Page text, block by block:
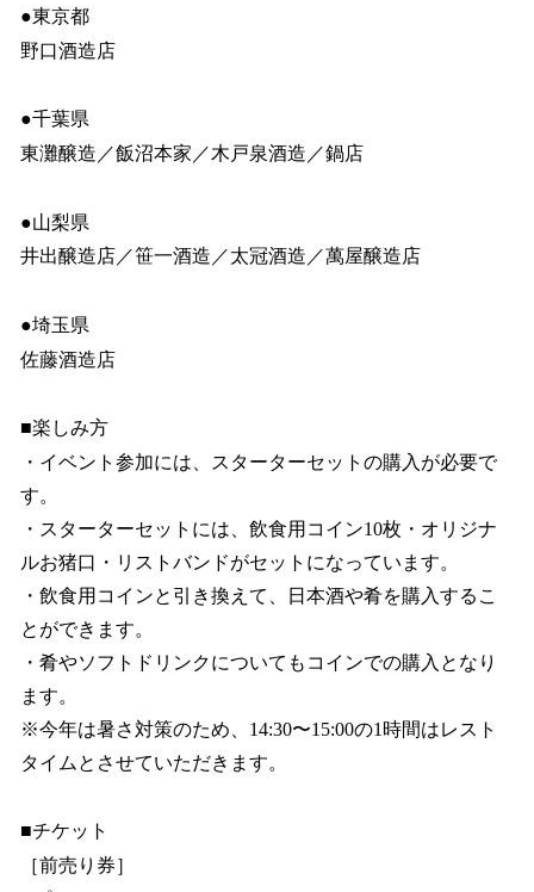
●東京都
野口酒造店
●千葉県
東灘醸造／飯沼本家／木戸泉酒造／鍋店
●山梨県
井出醸造店／笹一酒造／太冠酒造／萬屋醸造店
●埼玉県
佐藤酒造店
■楽しみ方
・イベント参加には、スターターセットの購入が必要で
す。
・スターターセットには、飲食用コイン10枚・オリジナ
ルお猪口・リストバンドがセットになっています。
・飲食用コインと引き換えて、日本酒や肴を購入するこ
とができます。
・肴やソフトドリンクについてもコインでの購入となり
ます。
※今年は暑さ対策のため、14:30〜15:00の1時間はレスト
タイムとさせていただきます。
■チケット
［前売り券］